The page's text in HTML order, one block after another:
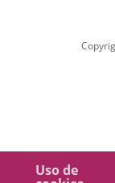
Uso de